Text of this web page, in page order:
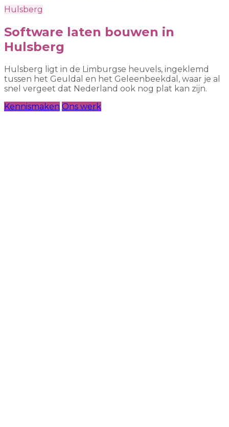
Hulsberg
Software laten bouwen in
Hulsberg
Hulsberg ligt in de Limburgse heuvels, ingeklemd
tussen het Geuldal en het Geleenbeekdal, waar je al
snel vergeet dat Nederland ook nog plat kan zijn.
Kennismaken Ons werk